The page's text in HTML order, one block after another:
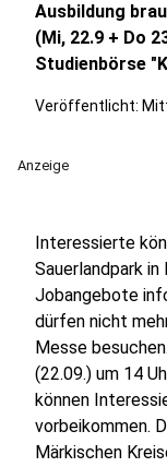
Ausbildung
(Mi, 22.9 + Do
Studienbörse
Veröffentlicht:
Anzeige
Interessierte
Sauerlandpark
Jobangebote
dürfen nicht
Messe
(22.09.) um 14
können
vorbeikommen.
Märkischen